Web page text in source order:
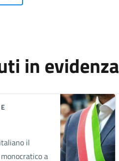
in evidenza
il
a